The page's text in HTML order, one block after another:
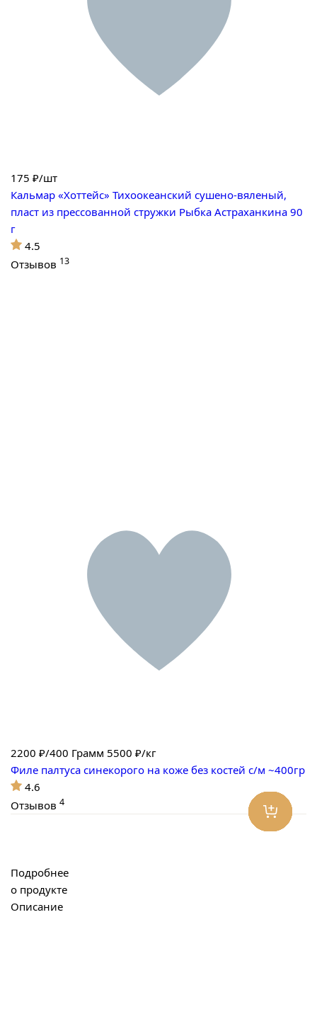
175 ₽/шт
Кальмар «Хоттейс» Тихоокеанский сушено-вяленый,
пласт из прессованной стружки Рыбка Астраханкина 90
г
4.5
Отзывов 13
2200 ₽/400 Грамм 5500 ₽/кг
Филе палтуса синекорого на коже без костей с/м ~400гр
4.6
Отзывов 4
Подробнее
о продукте
Описание